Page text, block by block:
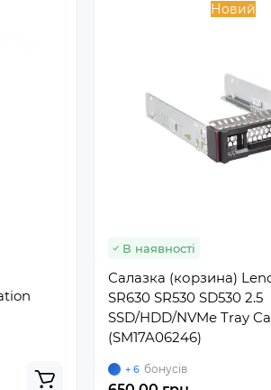
Новий
В наявності
Салазка (корзина)
SR630 SR530 SD530 2.5
SSD/HDD/NVMe Tray
(SM17A06246)
+ 6 бонусів